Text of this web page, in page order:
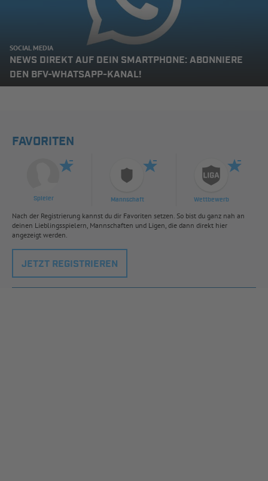
SOCIAL MEDIA
NEWS DIREKT AUF DEIN SMARTPHONE: ABONNIERE
DEN BFV-WHATSAPP-KANAL!
FAVORITEN
Spieler Mannschaft Wettbewerb
Nach der Registrierung kannst du dir Favoriten setzen. So bist du ganz nah an
deinen Lieblingsspielern, Mannschaften und Ligen, die dann direkt hier
angezeigt werden.
JETZT REGISTRIEREN